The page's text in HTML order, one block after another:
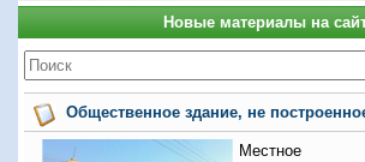
Новые материалы на
Общественное здание, не
Местное